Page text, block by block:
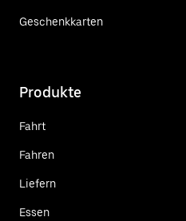
Geschenkkarten
Produkte
Fahrt
Fahren
Liefern
Essen